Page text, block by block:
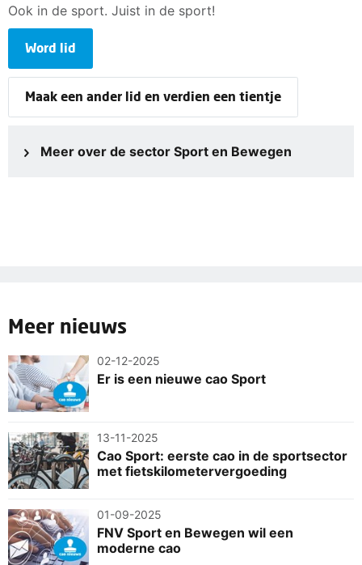
Ook in de sport. Juist in de sport!
Word lid
Maak een ander lid en verdien een tientje
Meer over de sector Sport en Bewegen
Meer nieuws
02-12-2025
Er is een nieuwe cao Sport
13-11-2025
Cao Sport: eerste cao in de sportsector
met fietskilometervergoeding
01-09-2025
FNV Sport en Bewegen wil een
moderne cao